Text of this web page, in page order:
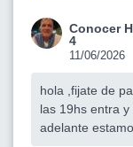
Conocer
4
11/06/2026
hola ,fijate de
las 19hs entra
adelante